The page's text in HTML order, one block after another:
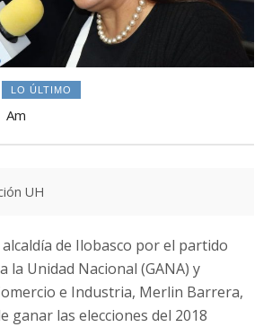
LO ÚLTIMO
Am
UH
de Ilobasco por el partido
la Unidad Nacional (GANA) y
e Industria, Merlin Barrera,
ganar las elecciones del 2018